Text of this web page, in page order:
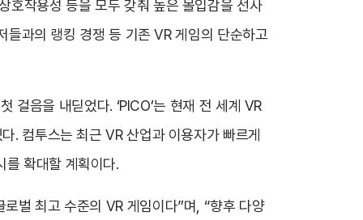
호작용성 등을 모두 갖춰 높은 몰입감을 선사
과의 랭킹 경쟁 등 기존 VR 게임의 단순하고
걸음을 내딛었다. ‘PICO’는 현재 전 세계 VR
. 컴투스는 최근 VR 산업과 이용자가 빠르게
를 확대할 계획이다.
벌 최고 수준의 VR 게임이다”며, “향후 다양